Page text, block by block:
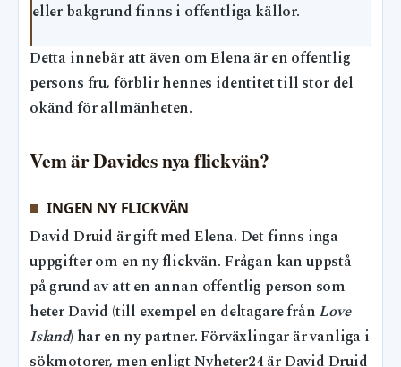
eller bakgrund finns i offentliga källor.
Detta innebär att även om Elena är en offentlig
persons fru, förblir hennes identitet till stor del
okänd för allmänheten.
Vem är Davides nya flickvän?
INGEN NY FLICKVÄN
David Druid är gift med Elena. Det finns inga
uppgifter om en ny flickvän. Frågan kan uppstå
på grund av att en annan offentlig person som
heter David (till exempel en deltagare från Love
Island) har en ny partner. Förväxlingar är vanliga i
sökmotorer, men enligt Nyheter24 är David Druid